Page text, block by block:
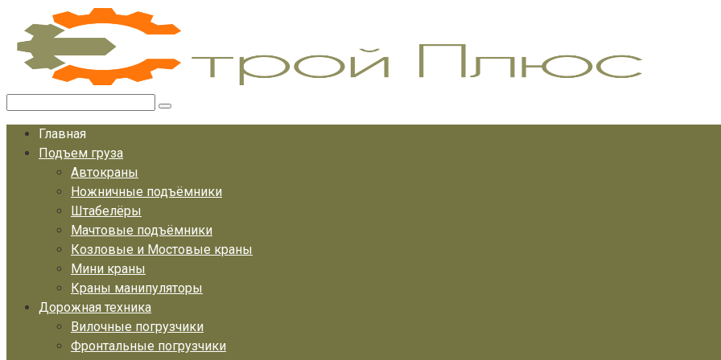
Перейти
контенту
Главная
Подъем груза
Автокраны
Ножничные подъёмники
Штабелёры
Мачтовые подъёмники
Козловые и Мостовые краны
Мини краны
Краны манипуляторы
Дорожная техника
Вилочные погрузчики
Фронтальные погрузчики